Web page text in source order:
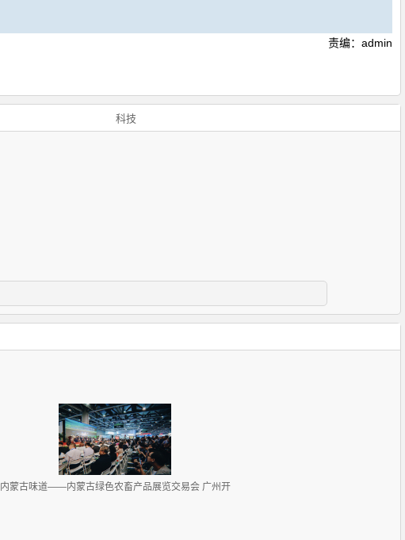
责编：admin
科技
内蒙古味道——内蒙古绿色农畜产品展览交易会 广州开